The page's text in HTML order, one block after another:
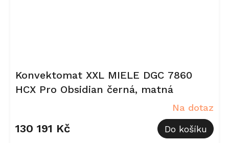
Konvektomat XXL MIELE DGC 7860
HCX Pro Obsidian černá, matná
Na dotaz
130 191 Kč Do košíku